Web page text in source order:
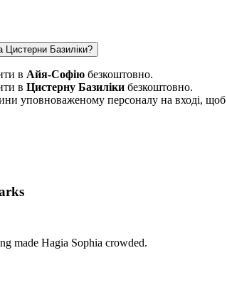
Цистерни Базиліки?
в Айя-Софію безкоштовно.
в Цистерну Базиліки безкоштовно.
уповноваженому персоналу на вході,
made Hagia Sophia crowded.